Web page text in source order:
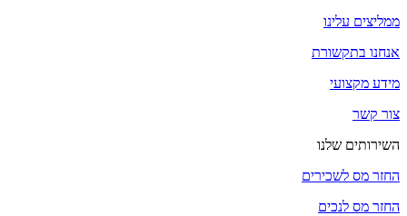
ממליצים עלינו
אנחנו בתקשורת
מידע מקצועי
צור קשר
השירותים שלנו
החזר מס לשכירים
החזר מס לנכים